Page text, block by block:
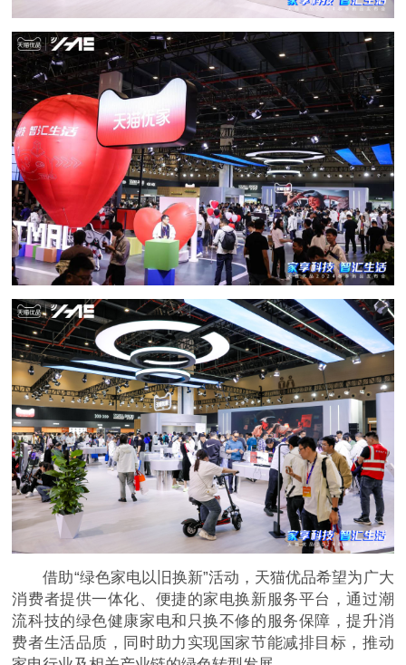
借助“绿色家电以旧换新”活动，天猫优品希望为广大
消费者提供一体化、便捷的家电换新服务平台，通过潮
流科技的绿色健康家电和只换不修的服务保障，提升消
费者生活品质，同时助力实现国家节能减排目标，推动